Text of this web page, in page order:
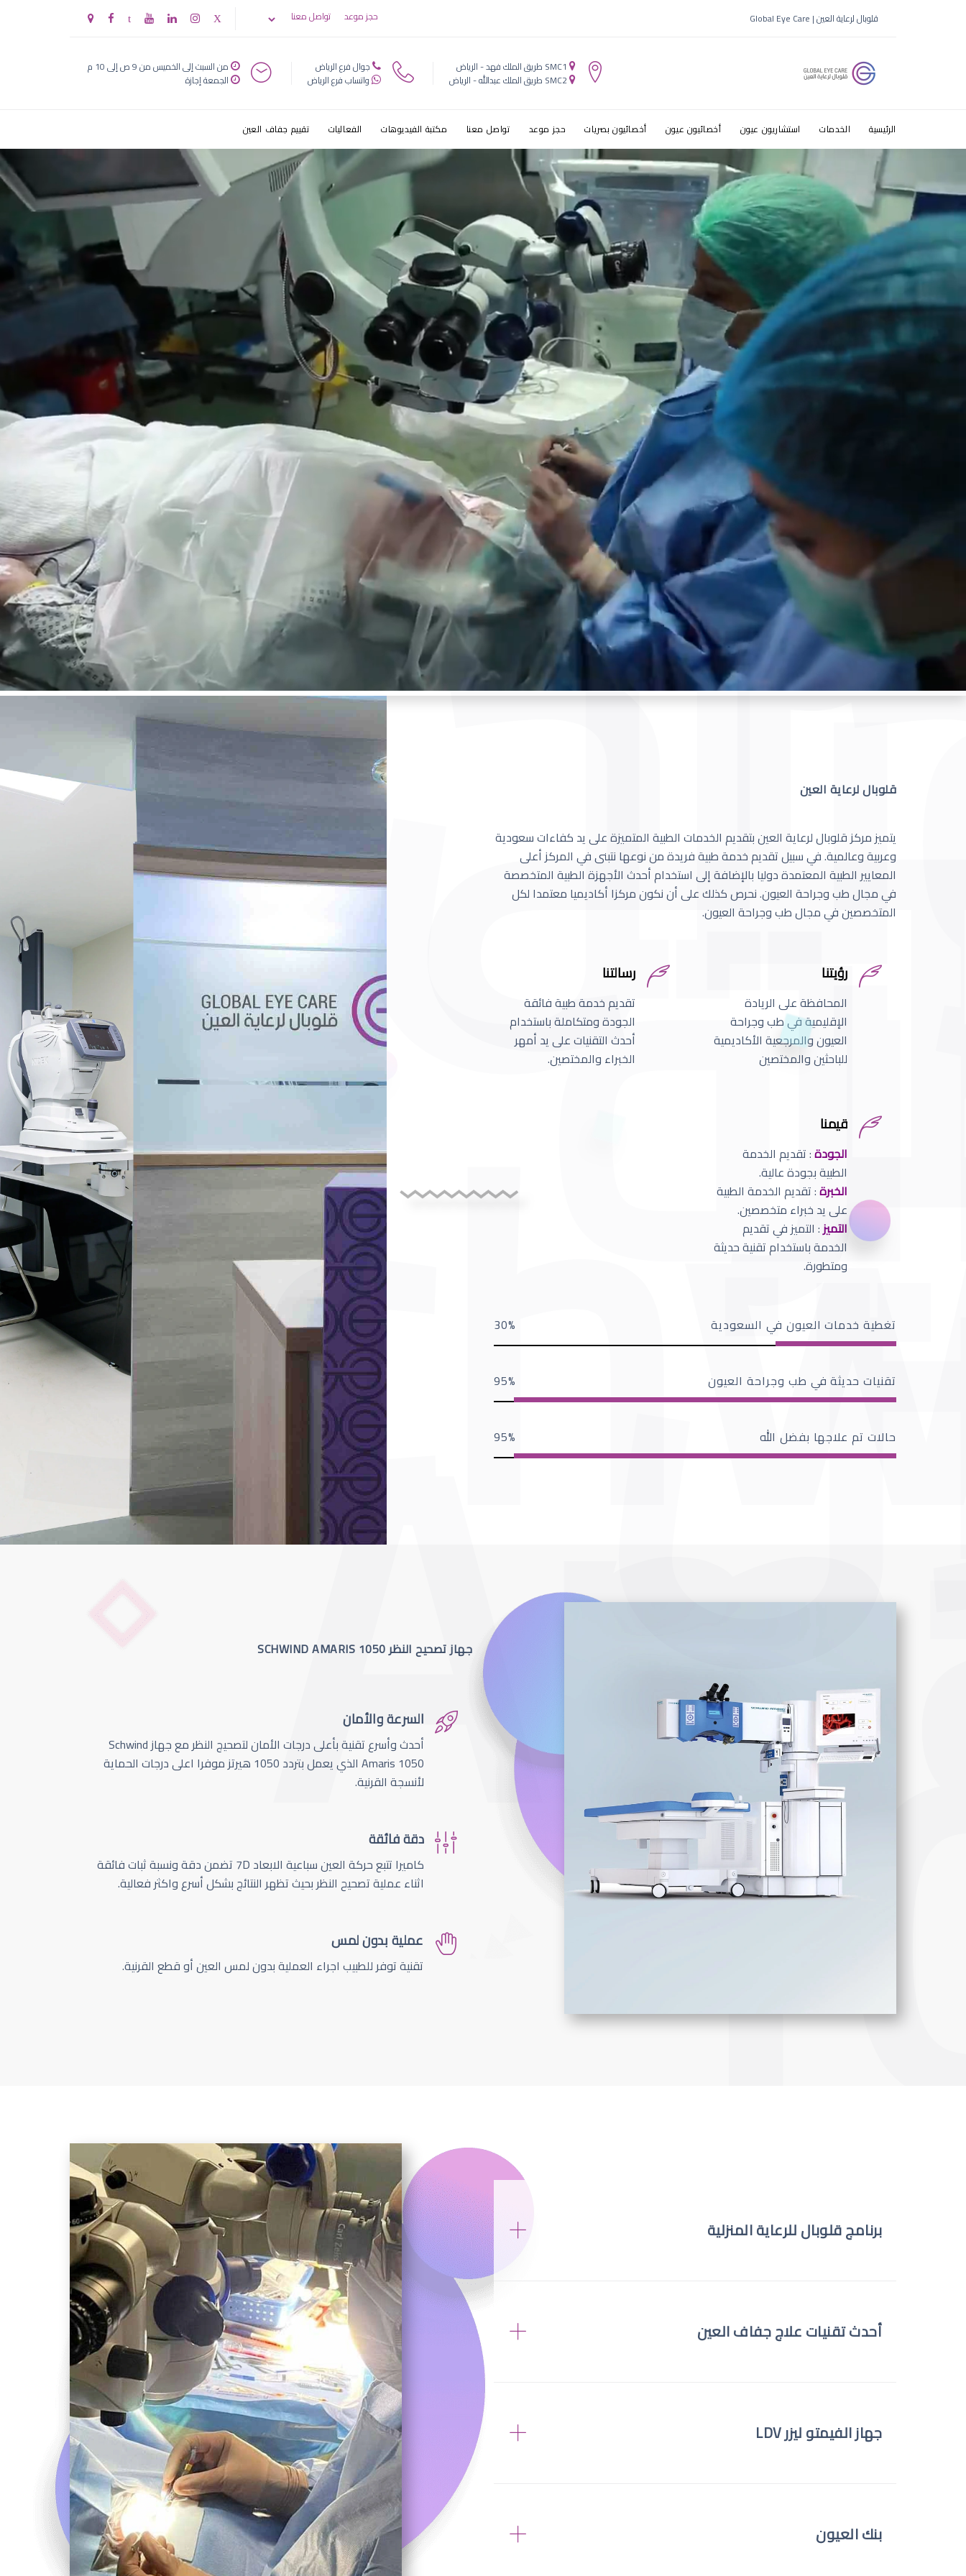
قطرات العين للاطفال
قلوبال لرعاية العين | Global Eye Care حجز موعد تواصل معنا
SMC1 طريق الملك فهد - الرياض
SMC2 طريق الملك عبدالله - الرياض
جوال فرع الرياض
واتساب فرع الرياض
من السبت إلى الخميس من 9 ص إلى 10 م
الجمعة إجازة
الرئيسية الخدمات استشاريون عيون أخصائيون عيون أخصائيون بصريات حجز موعد تواصل معنا مكتبة الفيديوهات الفعاليات تقييم جفاف العين
قلوبال لرعاية العين
يتميز مركز قلوبال لرعاية العين بتقديم الخدمات الطبية المتميزة على يد كفاءات سعودية
وعربية وعالمية. في سبيل تقديم خدمة طبية فريدة من نوعها نتبنى في المركز أعلى
المعايير الطبية المعتمدة دوليا بالإضافة إلى استخدام أحدث الأجهزة الطبية المتخصصة
في مجال طب وجراحة العيون. نحرص كذلك على أن نكون مركزا أكاديميا معتمدا لكل
المتخصصين في مجال طب وجراحة العيون.
رؤيتنا
المحافظة على الريادة
الإقليمية في طب وجراحة
العيون والمرجعية الأكاديمية
للباحثين والمختصين
رسالتنا
تقديم خدمة طبية فائقة
الجودة ومتكاملة باستخدام
أحدث التقنيات على يد أمهر
الخبراء والمختصين.
قيمنا
الجودة: تقديم الخدمة
الطبية بجودة عالية.
الخبرة: تقديم الخدمة الطبية
على يد خبراء متخصصين.
التميز: التميز في تقديم
الخدمة باستخدام تقنية حديثة
ومتطورة.
تغطية خدمات العيون في السعودية 30
تقنيات حديثة في طب وجراحة العيون 95
حالات تم علاجها بفضل الله 95
جهاز تصحيح النظر SCHWIND AMARIS 1050
السرعة والأمان
أحدث وأسرع تقنية بأعلى درجات الأمان لتصحيج النظر مع جهاز Schwind
Amaris 1050 الذي يعمل بتردد 1050 هيرتز موفرا اعلى درجات الحماية
لأنسجة القرنية.
دقة فائقة
كاميرا تتبع حركة العين سباعية الابعاد 7D تضمن دقة ونسبة ثبات فائقة
اثناء عملية تصحيح النظر بحيث تظهر النتائج بشكل أسرع واكثر فعالية.
عملية بدون لمس
تقنية توفر للطبيب اجراء العملية بدون لمس العين أو قطع القرنية.
برنامج قلوبال للرعاية المنزلية
أحدث تقنيات علاج جفاف العين
جهاز الفيمتو ليزر LDV
بنك العيون